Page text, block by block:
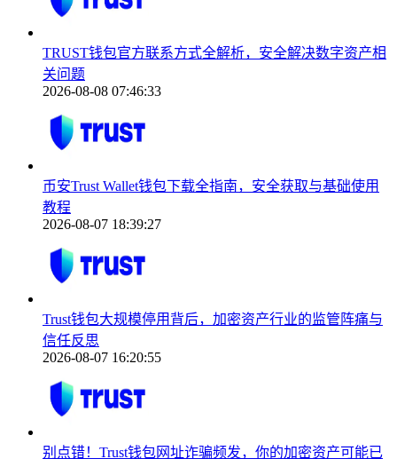
TRUST钱包官方联系方式全解析，安全解决数字资产相
关问题
2026-08-08 07:46:33
币安Trust Wallet钱包下载全指南，安全获取与基础使用
教程
2026-08-07 18:39:27
Trust钱包大规模停用背后，加密资产行业的监管阵痛与
信任反思
2026-08-07 16:20:55
别点错！Trust钱包网址诈骗频发，你的加密资产可能已